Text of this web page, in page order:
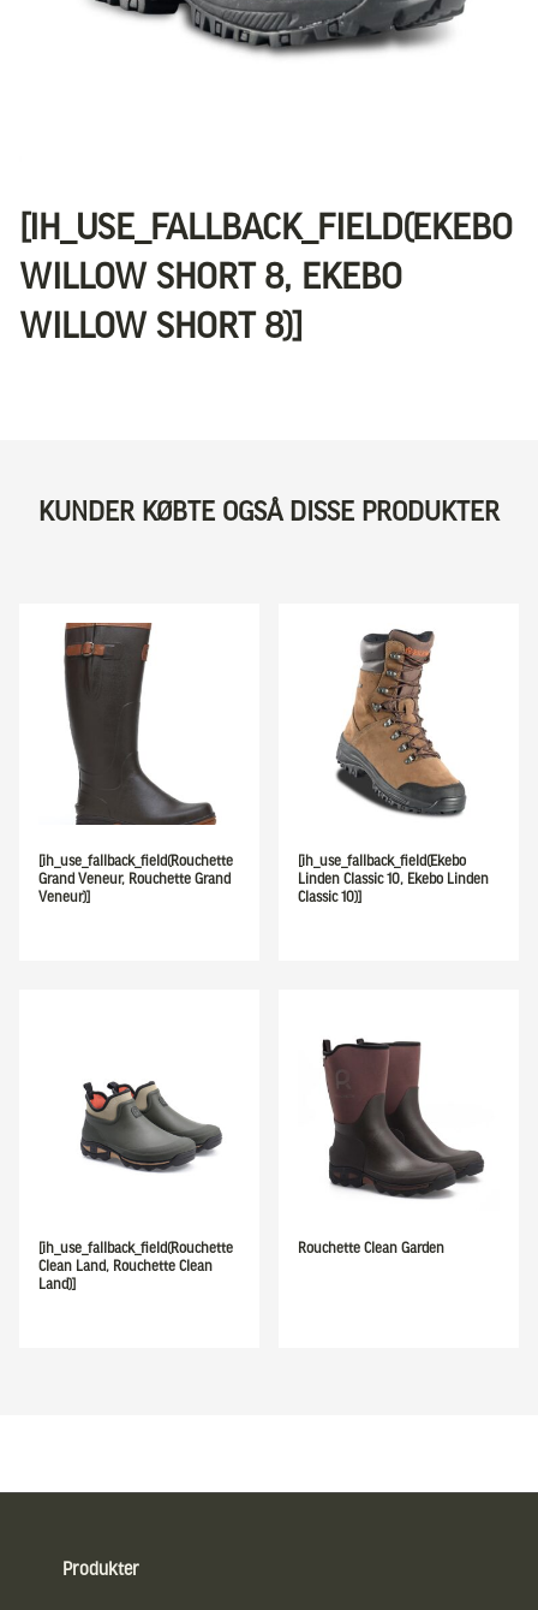
[IH_USE_FALLBACK_FIELD(EKEBO
WILLOW SHORT 8, EKEBO
WILLOW SHORT 8)]
KUNDER KØBTE OGSÅ DISSE PRODUKTER
[ih_use_fallback_field(Rouchette
Grand Veneur, Rouchette Grand
Veneur)]
[ih_use_fallback_field(Ekebo
Linden Classic 10, Ekebo Linden
Classic 10)]
[ih_use_fallback_field(Rouchette
Clean Land, Rouchette Clean
Land)]
Rouchette Clean Garden
Produkter